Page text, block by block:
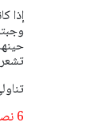
إذا
6 نصائح وإرشادات لتناول الطعام خارج المنزل